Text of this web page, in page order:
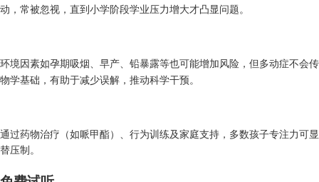
动，常被忽视，直到小学阶段学业压力增大才凸显问题。
环境因素如孕期吸烟、早产、铅暴露等也可能增加风险，但多动症不会
物学基础，有助于减少误解，推动科学干预。
通过药物治疗（如哌甲酯）、行为训练及家庭支持，多数孩子专注力可
替压制。